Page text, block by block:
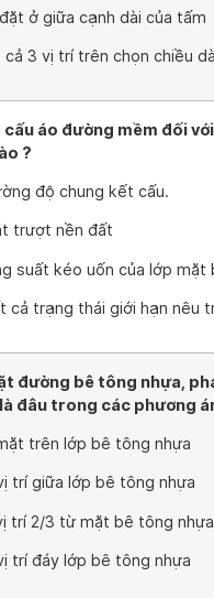
ở giữa cạnh dài của tấm
cả 3 vị trí trên chọn chiều
áo đường mềm đối
?
độ chung kết cấu.
trượt nền đất
suất kéo uốn của lớp mặt
cả trạng thái giới hạn nêu
đường bê tông nhựa,
đâu trong các phương
trên lớp bê tông nhựa
trí giữa lớp bê tông nhựa
trí 2/3 từ mặt bê tông nhựa
trí đáy lớp bê tông nhựa